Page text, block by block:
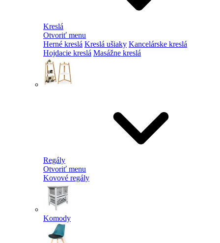
Kreslá
Otvoriť menu
Herné kreslá Kreslá ušiaky Kancelárske kreslá
Hojdacie kreslá Masážne kreslá
Regály
Otvoriť menu
Kovové regály
Komody